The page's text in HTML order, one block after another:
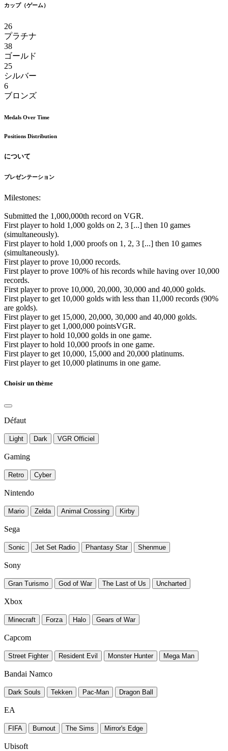
カップ（ゲーム）
26
プラチナ
38
ゴールド
25
シルバー
6
ブロンズ
Medals Over Time
Positions Distribution
について
プレゼンテーション
Milestones:
Submitted the 1,000,000th record on VGR.
First player to hold 1,000 golds on 2, 3 [...] then 10 games
(simultaneously).
First player to hold 1,000 proofs on 1, 2, 3 [...] then 10 games
(simultaneously).
First player to prove 10,000 records.
First player to prove 100% of his records while having over 10,000
records.
First player to prove 10,000, 20,000, 30,000 and 40,000 golds.
First player to get 10,000 golds with less than 11,000 records (90%
are golds).
First player to get 15,000, 20,000, 30,000 and 40,000 golds.
First player to get 1,000,000 pointsVGR.
First player to hold 10,000 golds in one game.
First player to hold 10,000 proofs in one game.
First player to get 10,000, 15,000 and 20,000 platinums.
First player to get 10,000 platinums in one game.
Choisir un thème
Défaut
Light Dark VGR Officiel
Gaming
Retro Cyber
Nintendo
Mario Zelda Animal Crossing Kirby
Sega
Sonic Jet Set Radio Phantasy Star Shenmue
Sony
Gran Turismo God of War The Last of Us Uncharted
Xbox
Minecraft Forza Halo Gears of War
Capcom
Street Fighter Resident Evil Monster Hunter Mega Man
Bandai Namco
Dark Souls Tekken Pac-Man Dragon Ball
EA
FIFA Burnout The Sims Mirror's Edge
Ubisoft